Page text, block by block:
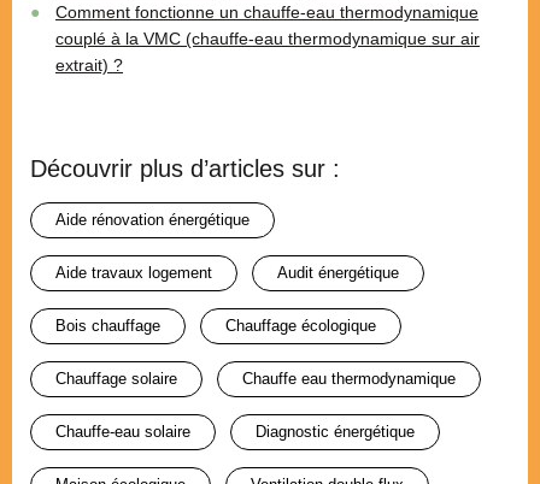
Comment fonctionne un chauffe-eau thermodynamique
couplé à la VMC (chauffe-eau thermodynamique sur air
extrait) ?
Découvrir plus d’articles sur :
aide rénovation énergétique
aide travaux logement audit énergétique
bois chauffage chauffage écologique
chauffage solaire chauffe eau thermodynamique
chauffe-eau solaire diagnostic énergétique